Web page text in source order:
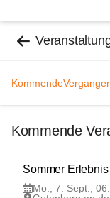
Kommende
Kommende
7
Sommer
Mo., 7. Sept.,